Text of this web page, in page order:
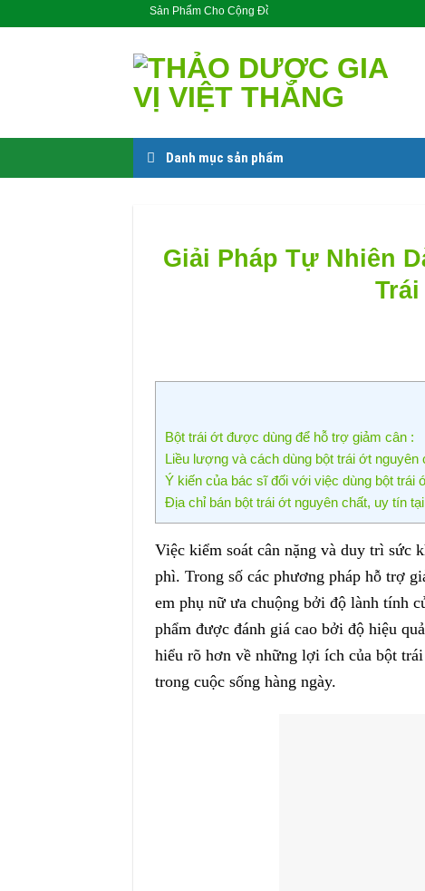
Sản Phẩm Cho Cộng Đồng
Danh mục sản phẩm
Giải Pháp Tự Nhiên
Bột trái ớt được dùng để hỗ trợ giảm cân :
Liều lượng và cách dùng bột trái ớt nguyên
Ý kiến của bác sĩ đối với việc dùng bột trái
Địa chỉ bán bột trái ớt nguyên chất, uy tín
Việc kiểm soát cân nặng và duy trì sức
phì. Trong số các phương pháp hỗ trợ
em phụ nữ ưa chuộng bởi độ lành tính
phẩm được đánh giá cao bởi độ hiệu
hiểu rõ hơn về những lợi ích của bột
trong cuộc sống hàng ngày.